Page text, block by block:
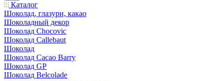
Каталог
Шоколад, глазури, какао
Шоколадный декор
Шоколад Chocovic
Шоколад Callebaut
Шоколад
Шоколад Cacao Barry
Шоколад GP
Шоколад Belcolade